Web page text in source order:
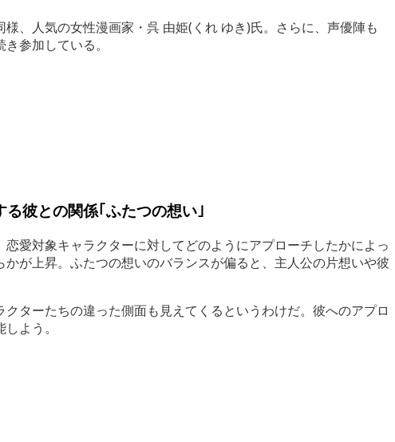
、人気の女性漫画家・呉 由姫(くれ ゆき)氏。さらに、声優陣も
参加している。
彼との関係｢ふたつの想い｣
愛対象キャラクターに対してどのようにアプローチしたかによっ
が上昇。ふたつの想いのバランスが偏ると、主人公の片想いや彼
ターたちの違った側面も見えてくるというわけだ。彼へのアプロ
よう。